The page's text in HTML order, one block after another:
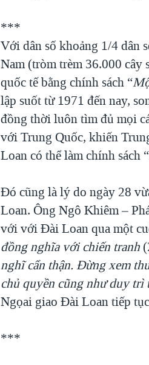
***
Với dân số khoảng 1/4 dân
Nam (tròm trèm 36.000
quốc tế bằng chính sách “
lập suốt từ 1971 đến nay,
đồng thời luôn tìm đủ mọi
với Trung Quốc, khiến
Loan có thể làm chính sách
Đó cũng là lý do ngày 28
Loan. Ông Ngô Khiêm –
với với Đài Loan qua một
đồng nghĩa với chiến tranh
nghĩ cẩn thận. Đừng xem
chủ quyền cũng như duy trì
Ngọai giao Đài Loan tiếp
***